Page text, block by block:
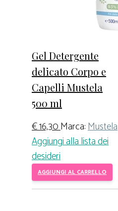
Gel Detergente
delicato Corpo e
Capelli Mustela
500 ml
€16,30Marca:Mustela
Aggiungi alla lista dei
desideri
AGGIUNGI AL CARRELLO